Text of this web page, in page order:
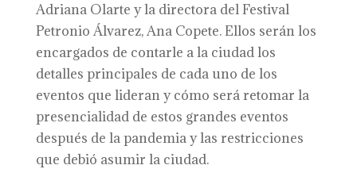
Adriana Olarte y la directora del Festival
Petronio Álvarez, Ana Copete. Ellos serán los
encargados de contarle a la ciudad los
detalles principales de cada uno de los
eventos que lideran y cómo será retomar la
presencialidad de estos grandes eventos
después de la pandemia y las restricciones
que debió asumir la ciudad.